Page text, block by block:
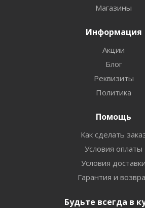
Магазины
Информация
Акции
Блог
Реквизиты
Политика
Помощь
Как сделать
Условия оплаты
Условия доставки
Гарантия и
Будьте всегда в